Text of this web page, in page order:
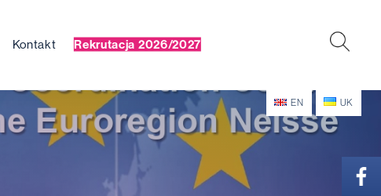
Kontakt Rekrutacja 2026/2027
EN UK